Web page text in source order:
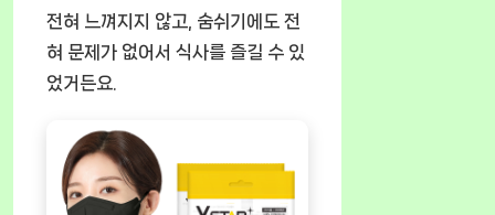
전혀 느껴지지 않고, 숨쉬기에도 전
혀 문제가 없어서 식사를 즐길 수 있
었거든요.